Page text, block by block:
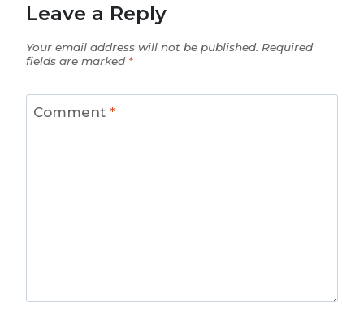
Leave a Reply
Your email address will not be published. Required
fields are marked *
Comment *